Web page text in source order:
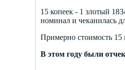
15 копеек - 1 злотый
номинал и чеканилась
Примерно стоимость 15
В этом году были